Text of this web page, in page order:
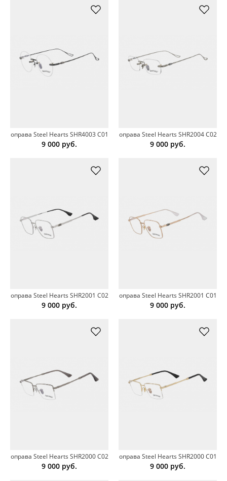
оправа Steel Hearts SHR4003 C01
9 000 руб.
оправа Steel Hearts SHR2004 C02
9 000 руб.
оправа Steel Hearts SHR2001 C02
9 000 руб.
оправа Steel Hearts SHR2001 C01
9 000 руб.
оправа Steel Hearts SHR2000 C02
9 000 руб.
оправа Steel Hearts SHR2000 C01
9 000 руб.